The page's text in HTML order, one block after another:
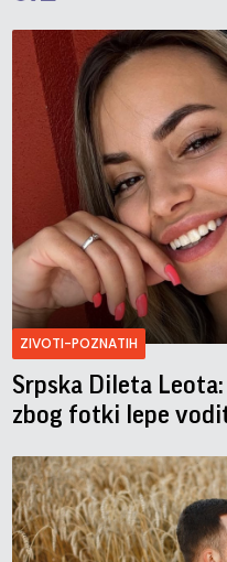
ZIVOTI-POZNATIH
Srpska Dileta
zbog fotki lepe